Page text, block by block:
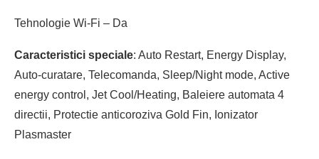
Tehnologie Wi-Fi – Da
Caracteristici speciale: Auto Restart, Energy Display,
Auto-curatare, Telecomanda, Sleep/Night mode, Active
energy control, Jet Cool/Heating, Baleiere automata 4
directii, Protectie anticoroziva Gold Fin, Ionizator
Plasmaster